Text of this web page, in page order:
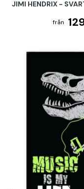
JIMI HENDRIX -